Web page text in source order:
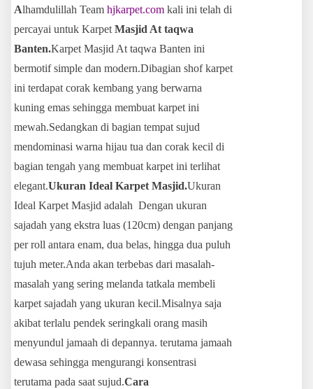
Alhamdulillah Team hjkarpet.com kali ini telah di
percayai untuk Karpet Masjid At taqwa
Banten.Karpet Masjid At taqwa Banten ini
bermotif simple dan modern.Dibagian shof karpet
ini terdapat corak kembang yang berwarna
kuning emas sehingga membuat karpet ini
mewah.Sedangkan di bagian tempat sujud
mendominasi warna hijau tua dan corak kecil di
bagian tengah yang membuat karpet ini terlihat
elegant.Ukuran Ideal Karpet Masjid.Ukuran
Ideal Karpet Masjid adalah Dengan ukuran
sajadah yang ekstra luas (120cm) dengan panjang
per roll antara enam, dua belas, hingga dua puluh
tujuh meter.Anda akan terbebas dari masalah-
masalah yang sering melanda tatkala membeli
karpet sajadah yang ukuran kecil.Misalnya saja
akibat terlalu pendek seringkali orang masih
menyundul jamaah di depannya. terutama jamaah
dewasa sehingga mengurangi konsentrasi
terutama pada saat sujud.Cara